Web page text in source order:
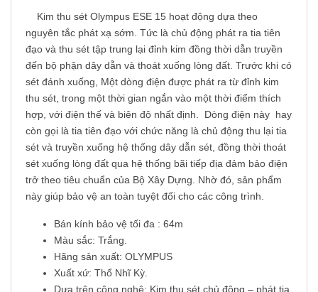
Kim thu sét Olympus ESE 15 hoạt động dựa theo
nguyên tắc phát xạ sớm. Tức là chủ động phát ra tia tiên
đạo và thu sét tập trung lại đỉnh kim đồng thời dẫn truyền
đến bộ phận dây dẫn và thoát xuống lòng đất. Trước khi có
sét đánh xuống, Một dòng điện được phát ra từ đỉnh kim
thu sét, trong một thời gian ngắn vào một thời điểm thích
hợp, với điện thế và biên độ nhất định. Dòng điện này hay
còn gọi là tia tiên đạo với chức năng là chủ động thu lại tia
sét và truyền xuống hệ thống dây dẫn sét, đồng thời thoát
sét xuống lòng đất qua hệ thống bãi tiếp địa đảm bảo điện
trở theo tiêu chuẩn của Bộ Xây Dựng. Nhờ đó, sản phẩm
này giúp bảo vệ an toàn tuyệt đối cho các công trình.
Bán kính bảo vệ tối đa : 64m
Màu sắc: Trắng.
Hãng sản xuất: OLYMPUS
Xuất xứ: Thổ Nhĩ Kỳ.
Dựa trên công nghệ: Kim thu sét chủ động – phát tia